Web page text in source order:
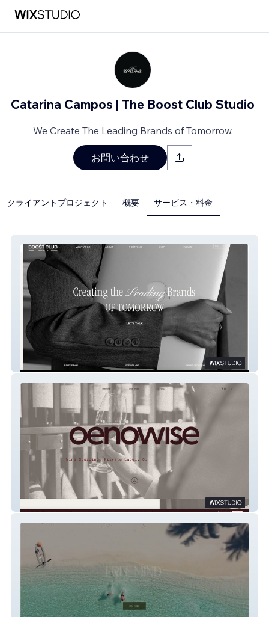
Catarina Campos | The Boost Club Studio
We Create The Leading Brands of Tomorrow.
お問い合わせ
クライアントプロジェクト 概要 サービス・料金
The Boost Club Studio